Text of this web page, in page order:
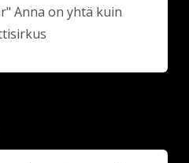
Anna on yhtä kuin